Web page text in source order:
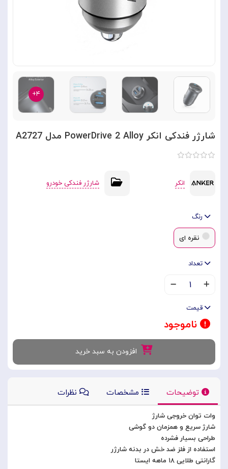
۴+
شارژر فندکی انکر PowerDrive 2 Alloy مدل A2727
انکر شارژر فندکی خودرو
رنگ
نقره ای
تعداد
۱
قیمت
ناموجود
افزودن به سبد خرید
توضیحات مشخصات نظرات
وات توان خروجی شارژ
شارژ سریع و همزمان دو گوشی
طراحی بسیار فشرده
استفاده از فلز ضد خش در بدنه شارژر
گارانتی طلایی ۱۸ ماهه ایستا